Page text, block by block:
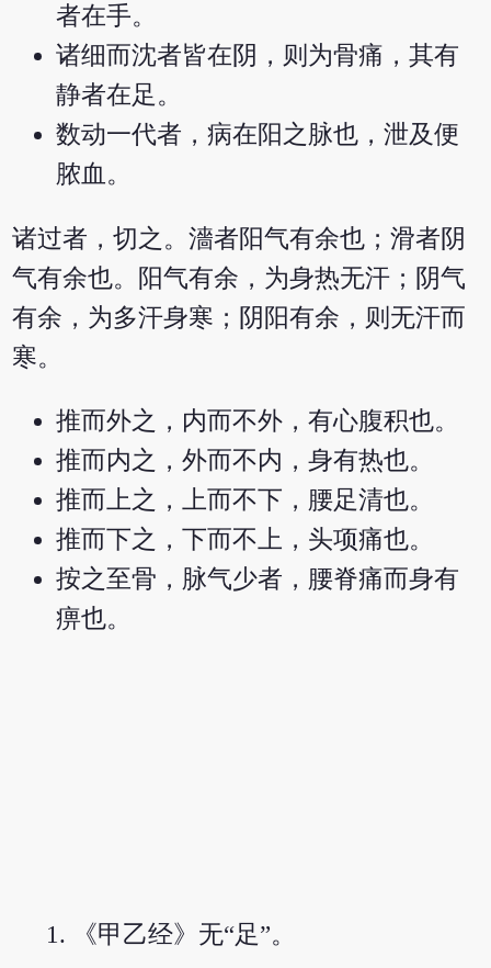
者在手。
诸细而沈者皆在阴，则为骨痛，其有
静者在足。
数动一代者，病在阳之脉也，泄及便
脓血。
诸过者，切之。濇者阳气有余也；滑者阴
气有余也。阳气有余，为身热无汗；阴气
有余，为多汗身寒；阴阳有余，则无汗而
寒。
推而外之，内而不外，有心腹积也。
推而内之，外而不内，身有热也。
推而上之，上而不下，腰足清也。
推而下之，下而不上，头项痛也。
按之至骨，脉气少者，腰脊痛而身有
痹也。
《甲乙经》无“足”。